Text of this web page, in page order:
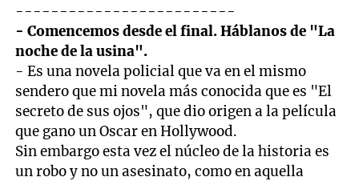
-------------------------
- Comencemos desde el final. Háblanos de "La
noche de la usina".
- Es una novela policial que va en el mismo
sendero que mi novela más conocida que es "El
secreto de sus ojos", que dio origen a la película
que gano un Oscar en Hollywood.
Sin embargo esta vez el núcleo de la historia es
un robo y no un asesinato, como en aquella